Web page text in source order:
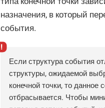
назначения, в который
события.
Если структура события
структуры, ожидаемой
конечной точки, то данное
отбрасывается. Чтобы